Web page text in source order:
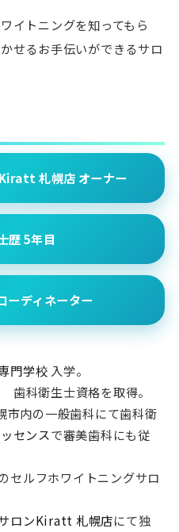
イトニングを知ってもら
せるお手伝いができるサロ
札幌店 オーナー
歴 5年目
ーディネーター
門学校 入学。
科衛生士資格を取得。
内の一般歯科にて歯科衛
センスで審美歯科にも従
セルフホワイトニングサロ
ロンKiratt 札幌店にて独